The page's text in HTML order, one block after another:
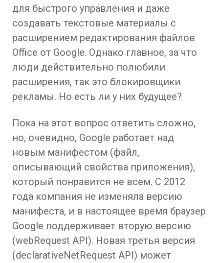
для быстрого управления и даже
создавать текстовые материалы с
расширением редактирования файлов
Office от Google. Однако главное, за что
люди действительно полюбили
расширения, так это блокировщики
рекламы. Но есть ли у них будущее?
Пока на этот вопрос ответить сложно,
но, очевидно, Google работает над
новым манифестом (файл,
описывающий свойства приложения),
который понравится не всем. С 2012
года компания не изменяла версию
манифеста, и в настоящее время браузер
Google поддерживает вторую версию
(webRequest API). Новая третья версия
(declarativeNetRequest API) может